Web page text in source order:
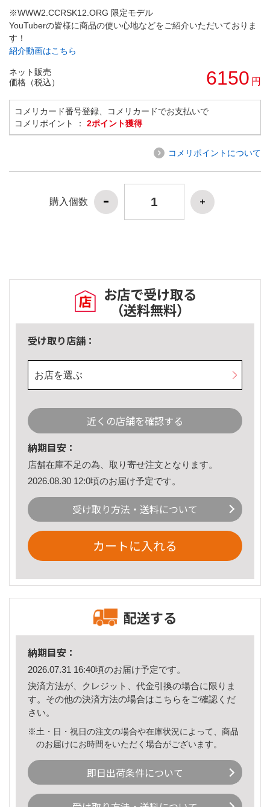
※WWW2.CCRSK12.ORG 限定モデル
YouTuberの皆様に商品の使い心地などをご紹介いただいておりま
す！
紹介動画はこちら
ネット販売
価格（税込）
6150 円
コメリカード番号登録、コメリカードでお支払いで
コメリポイント ： 2ポイント獲得
コメリポイントについて
購入個数
お店で受け取る
（送料無料）
受け取り店舗：
お店を選ぶ
近くの店舗を確認する
納期目安：
店舗在庫不足の為、取り寄せ注文となります。
2026.08.30 12:0頃のお届け予定です。
受け取り方法・送料について
カートに入れる
配送する
納期目安：
2026.07.31 16:40頃のお届け予定です。
決済方法が、クレジット、代金引換の場合に限りま
す。その他の決済方法の場合はこちら をご確認くだ
さい。
※土・日・祝日の注文の場合や在庫状況によって、商品
のお届けにお時間をいただく場合がございます。
即日出荷条件について